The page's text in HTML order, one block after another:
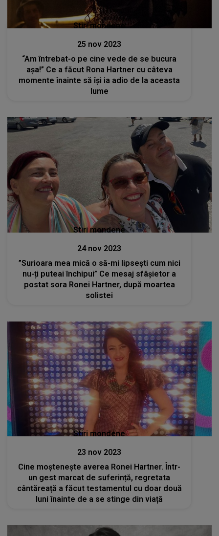
Stiri mondene
25 nov 2023
“Am întrebat-o pe cine vede de se bucura
așa!” Ce a făcut Rona Hartner cu câteva
momente înainte să își ia adio de la aceasta
lume
Stiri mondene
24 nov 2023
”Surioara mea mică o să-mi lipsești cum nici
nu-ți puteai închipui” Ce mesaj sfâșietor a
postat sora Ronei Hartner, după moartea
solistei
Stiri mondene
23 nov 2023
Cine moşteneşte averea Ronei Hartner. Într-
un gest marcat de suferință, regretata
cântăreață a făcut testamentul cu doar două
luni înainte de a se stinge din viață